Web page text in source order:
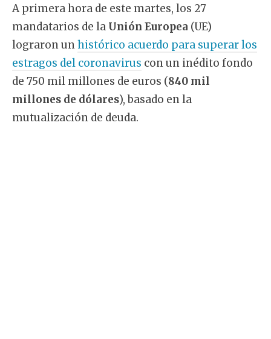
A primera hora de este martes, los 27
mandatarios de la Unión Europea (UE)
lograron unhistórico acuerdo para superar los
estragos del coronavirus con un inédito fondo
de 750 mil millones de euros (840 mil
millones de dólares), basado en la
mutualización de deuda.